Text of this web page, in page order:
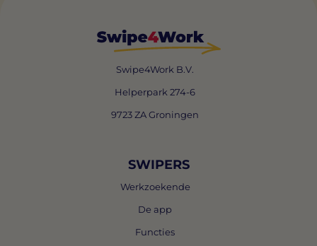
Swipe4Work B.V.
Helperpark 274-6
9723 ZA Groningen
SWIPERS
Werkzoekende
De app
Functies